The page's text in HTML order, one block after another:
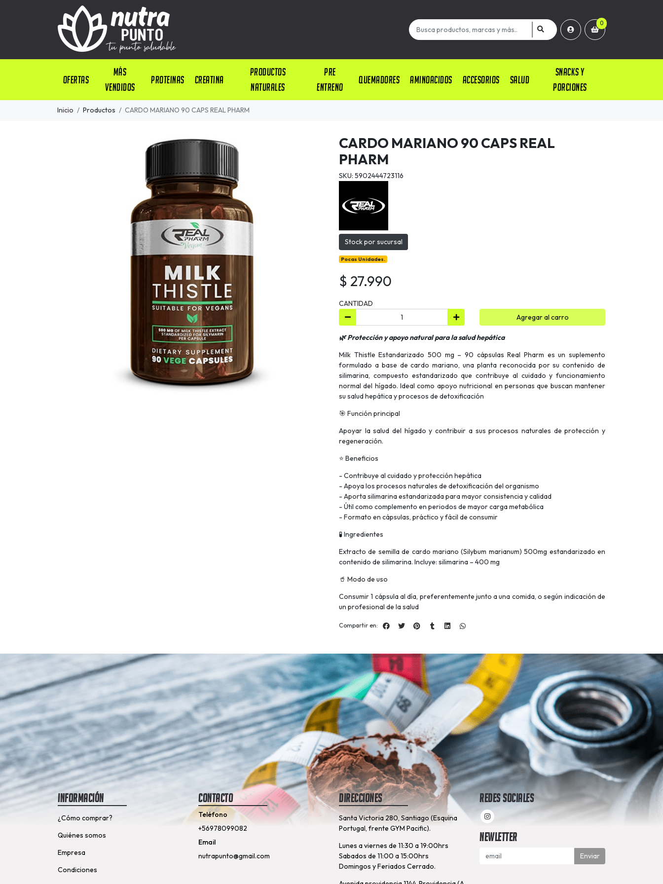
0
OFERTAS
Más
Vendidos
PROTEINAS CREATINA
PRODUCTOS
NATURALES
PRE
ENTRENO
QUEMADORES AMINOACIDOS ACCESORIOS SALUD
SNACKS Y
PORCIONES
Inicio Productos CARDO MARIANO 90 CAPS REAL PHARM
CARDO MARIANO 90 CAPS REAL
PHARM
SKU: 5902444723116
Stock por sucursal
Pocas Unidades.
$ 27.990
CANTIDAD
Agregar al carro
🌿 Protección y apoyo natural para la salud hepática
Milk Thistle Estandarizado 500 mg – 90 cápsulas Real Pharm es un suplemento
formulado a base de cardo mariano, una planta reconocida por su contenido de
silimarina, compuesto estandarizado que contribuye al cuidado y funcionamiento
normal del hígado. Ideal como apoyo nutricional en personas que buscan mantener
su salud hepática y procesos de detoxificación
🎯 Función principal
Apoyar la salud del hígado y contribuir a sus procesos naturales de protección y
regeneración.
⭐ Beneficios
- Contribuye al cuidado y protección hepática
- Apoya los procesos naturales de detoxificación del organismo
- Aporta silimarina estandarizada para mayor consistencia y calidad
- Útil como complemento en periodos de mayor carga metabólica
- Formato en cápsulas, práctico y fácil de consumir
🧪 Ingredientes
Extracto de semilla de cardo mariano (Silybum marianum) 500mg estandarizado en
contenido de silimarina. Incluye: silimarina – 400 mg
🥤 Modo de uso
Consumir 1 cápsula al día, preferentemente junto a una comida, o según indicación de
un profesional de la salud
Compartir en:
Información
¿Cómo comprar?
Quiénes somos
Empresa
Condiciones
Contacto
Teléfono
+56978099082
Email
nutrapunto@gmail.com
Direcciones
Santa Victoria 280, Santiago (Esquina
Portugal, frente GYM Pacific).
Lunes a viernes de 11:30 a 19:00hrs
Sabados de 11:00 a 15:00hrs
Domingos y Feriados Cerrado.
Redes Sociales
Newletter
Enviar